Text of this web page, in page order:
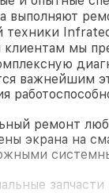
выполняют
техники
мы
важнейшим
ремонт
экрана на
запчасти